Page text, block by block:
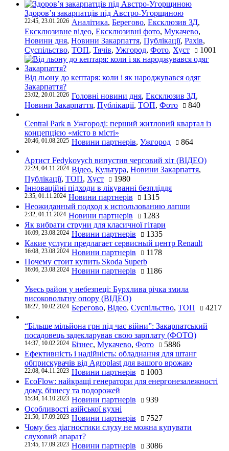
Здоров’я закарпатців під Австро-Угорщиною
22:45, 23.01.2026 Аналітика, Берегово, Ексклюзив ЗД,
Ексклюзивне відео, Ексклюзивні фото, Мукачево,
Новини дня, Новини Закарпаття, Публікації, Рахів,
Суспільство, ТОП, Тячів, Ужгород, Фото, Хуст 1001
Від льону до кептаря: коли і як народжувався одяг
Закарпаття?
23:02, 20.01.2026 Головні новини дня, Ексклюзив ЗД,
Новини Закарпаття, Публікації, ТОП, Фото 840
Central Park в Ужгороді: перший житловий квартал із
концепцією «місто в місті»
20:46, 01.08.2025 Новини партнерів, Ужгород 864
Артист Fedykovych випустив черговий хіт (ВІДЕО)
22:24, 04.11.2024 Відео, Культура, Новини Закарпаття,
Публікації, ТОП, Хуст
1980
Інноваційні підходи в лікуванні безпліддя
2:35, 01.11.2024 Новини партнерів
1315
Неожиданный подход к использованию лапши
2:32, 01.11.2024 Новини партнерів
1283
Як вибрати струни для класичної гітари
16:09, 23.08.2024 Новини партнерів
1335
Какие услуги предлагает сервисный центр Renault
16:08, 23.08.2024 Новини партнерів
1178
Почему стоит купить Skoda Superb
16:06, 23.08.2024 Новини партнерів 1186
Увесь район у небезпеці: Бурхлива річка змила
високовольтну опору (ВІДЕО)
18:27, 10.02.2024 Берегово, Відео, Суспільство, ТОП 4217
“Більше мільйона грн під час війни”: Закарпатський
посадовець задекларував свою зарплату (ФОТО)
14:37, 10.02.2024 Бізнес, Мукачево, Фото
5886
Ефективність і надійність: обладнання для штанг
обприскувачів від Agroplast для вашого врожаю
22:08, 04.11.2023 Новини партнерів
1003
EcoFlow: найкращі генератори для енергонезалежності
дому, бізнесу та подорожей
15:34, 14.10.2023 Новини партнерів
939
Особливості азійської кухні
21:50, 17.09.2023 Новини партнерів
7527
Чому без діагностики слуху не можна купувати
слуховий апарат?
21:45, 17.09.2023 Новини партнерів 3086